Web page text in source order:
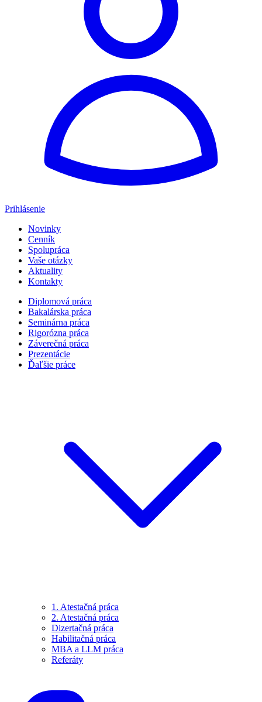
Prihlásenie
Novinky
Cenník
Spolupráca
Vaše otázky
Aktuality
Kontakty
Diplomová práca
Bakalárska práca
Seminárna práca
Rigorózna práca
Záverečná práca
Prezentácie
Ďaľšie práce
1. Atestačná práca
2. Atestačná práca
Dizertačná práca
Habilitačná práca
MBA a LLM práca
Referáty